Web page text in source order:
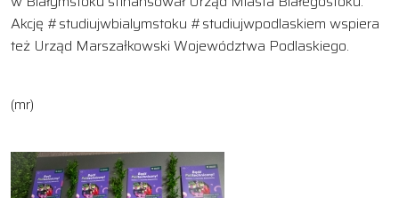
Akcję #studiujwbialymstoku #studiujwpodlaskiem wspiera
też Urząd Marszałkowski Województwa Podlaskiego.
(mr)